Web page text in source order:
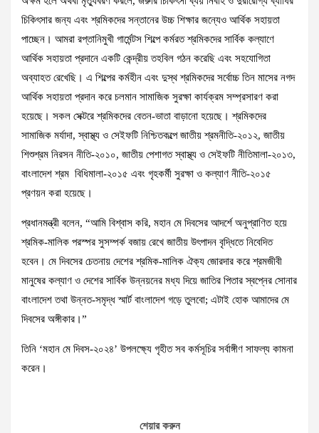
চিকিৎসার জন্য এবং শ্রমিকদের সন্তানের উচ্চ শিক্ষার জন্যেও আর্থিক সহায়তা
পাচ্ছেন। আমরা রপ্তানিমুখী গার্মেন্টস শিল্পে কর্মরত শ্রমিকদের সার্বিক কল্যাণে
আর্থিক সহায়তা প্রদানে একটি কেন্দ্রীয় তহবিল গঠন করেছি এবং সহযোগিতা
অব্যাহত রেখেছি। এ শিল্পের কর্মহীন এবং দুস্থ শ্রমিকদের সর্বোচ্চ তিন মাসের নগদ
আর্থিক সহায়তা প্রদান করে চলমান সামাজিক সুরক্ষা কার্যক্রম সম্প্রসারণ করা
হয়েছে। সকল সেক্টরে শ্রমিকদের বেতন-ভাতা বাড়ানো হয়েছে। শ্রমিকদের
সামাজিক মর্যাদা, স্বাস্থ্য ও সেইফটি নিশ্চিতকল্পে জাতীয় শ্রমনীতি-২০১২, জাতীয়
শিশুশ্রম নিরসন নীতি-২০১০, জাতীয় পেশাগত স্বাস্থ্য ও সেইফটি নীতিমালা-২০১৩,
বাংলাদেশ শ্রম বিধিমালা-২০১৫ এবং গৃহকর্মী সুরক্ষা ও কল্যাণ নীতি-২০১৫
প্রণয়ন করা হয়েছে।
প্রধানমন্ত্রী বলেন, “আমি বিশ্বাস করি, মহান মে দিবসের আদর্শে অনুপ্রাণিত হয়ে
শ্রমিক-মালিক পরস্পর সুসম্পর্ক বজায় রেখে জাতীয় উৎপাদন বৃদ্ধিতে নিবেদিত
হবেন। মে দিবসের চেতনায় দেশের শ্রমিক-মালিক ঐক্য জোরদার করে শ্রমজীবী
মানুষের কল্যাণ ও দেশের সার্বিক উন্নয়নের মধ্য দিয়ে জাতির পিতার স্বপ্নের সোনার
বাংলাদেশ তথা উন্নত-সমৃদ্ধ স্মার্ট বাংলাদেশ গড়ে তুলবো; এটাই হোক আমাদের মে
দিবসের অঙ্গীকার।”
তিনি ‘মহান মে দিবস-২০২৪’ উপলক্ষ্যে গৃহীত সব কর্মসূচির সর্বাঙ্গীণ সাফল্য কামনা
করেন।
শেয়ার করুন